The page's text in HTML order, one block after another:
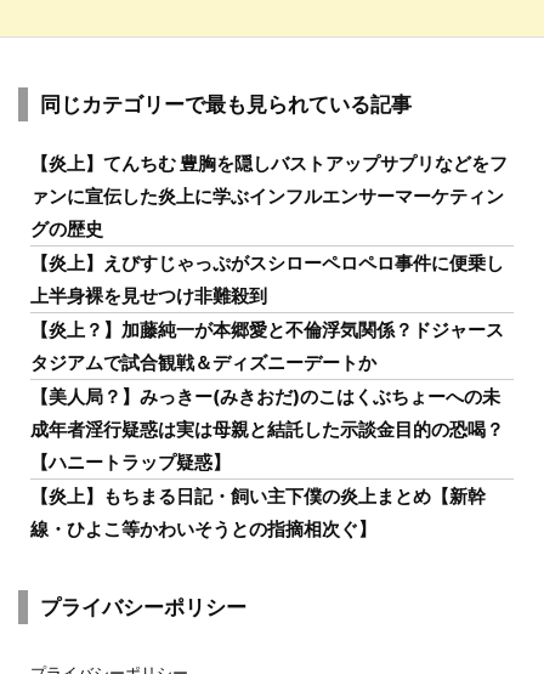
同じカテゴリーで最も見られている記事
【炎上】てんちむ 豊胸を隠しバストアップサプリなどをフ
ァンに宣伝した炎上に学ぶインフルエンサーマーケティン
グの歴史
【炎上】えびすじゃっぷがスシローペロペロ事件に便乗し
上半身裸を見せつけ非難殺到
【炎上？】加藤純一が本郷愛と不倫浮気関係？ドジャース
タジアムで試合観戦＆ディズニーデートか
【美人局？】みっきー(みきおだ)のこはくぶちょーへの未
成年者淫行疑惑は実は母親と結託した示談金目的の恐喝？
【ハニートラップ疑惑】
【炎上】もちまる日記・飼い主下僕の炎上まとめ【新幹
線・ひよこ等かわいそうとの指摘相次ぐ】
プライバシーポリシー